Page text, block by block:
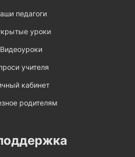
педагоги
уроки
Видеоуроки
учителя
кабинет
родителям